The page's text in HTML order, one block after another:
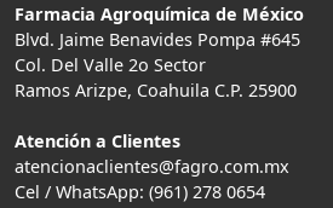
Farmacia Agroquímica de México
Blvd. Jaime Benavides Pompa #645
Col. Del Valle 2o Sector
Ramos Arizpe, Coahuila C.P. 25900
Atención a Clientes
atencionaclientes@fagro.com.mx
Cel / WhatsApp: (961) 278 0654